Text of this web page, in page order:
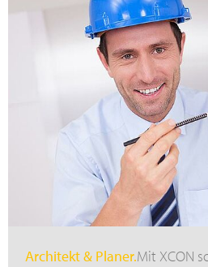
Architekt & Planer.Mit XCON